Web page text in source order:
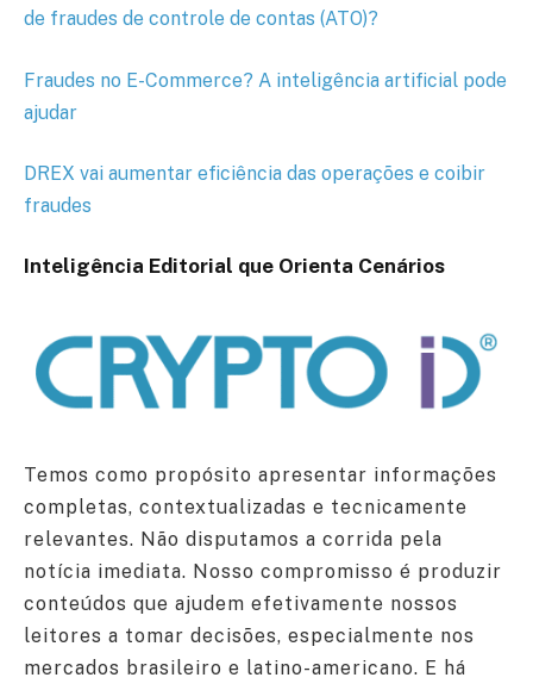
de fraudes de controle de contas (ATO)?
Fraudes no E-Commerce? A inteligência artificial pode
ajudar
DREX vai aumentar eficiência das operações e coibir
fraudes
Inteligência Editorial que Orienta Cenários
Temos como propósito apresentar informações
completas, contextualizadas e tecnicamente
relevantes. Não disputamos a corrida pela
notícia imediata. Nosso compromisso é produzir
conteúdos que ajudem efetivamente nossos
leitores a tomar decisões, especialmente nos
mercados brasileiro e latino-americano. E há